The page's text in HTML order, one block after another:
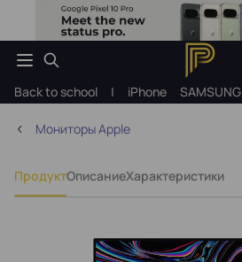
Back to school | iPhone SAMSUNG
Мониторы Apple
ПродуктОписаниеХарактеристики